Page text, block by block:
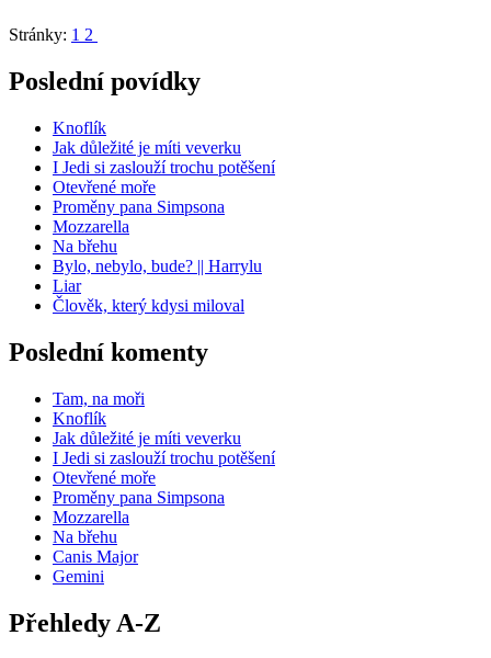
Stránky: 1 2
Poslední povídky
Knoflík
Jak důležité je míti veverku
I Jedi si zaslouží trochu potěšení
Otevřené moře
Proměny pana Simpsona
Mozzarella
Na břehu
Bylo, nebylo, bude? || Harrylu
Liar
Člověk, který kdysi miloval
Poslední komenty
Tam, na moři
Knoflík
Jak důležité je míti veverku
I Jedi si zaslouží trochu potěšení
Otevřené moře
Proměny pana Simpsona
Mozzarella
Na břehu
Canis Major
Gemini
Přehledy A-Z